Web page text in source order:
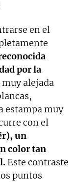
en el
por la
alejada
estampa muy
con el
un
color tan
Este contraste
puntos